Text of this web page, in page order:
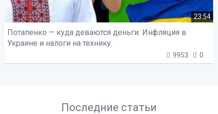
23:54
Потапенко — куда деваются деньги. Инфляция в
Украине и налоги на технику.
9953 0
Последние статьи